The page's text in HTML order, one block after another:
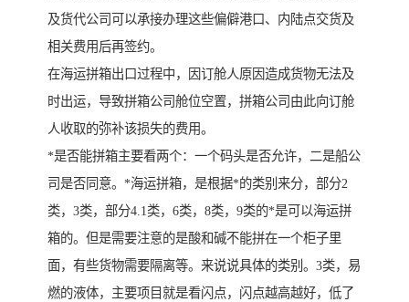
及货代公司可以承接办理这些偏僻港口、内陆点交货及
相关费用后再签约。
在海运拼箱出口过程中，因订舱人原因造成货物无法及
时出运，导致拼箱公司舱位空置，拼箱公司由此向订舱
人收取的弥补该损失的费用。
*是否能拼箱主要看两个：一个码头是否允许，二是船公
司是否同意。*海运拼箱，是根据*的类别来分，部分2
类，3类，部分4.1类，6类，8类，9类的*是可以海运拼
箱的。但是需要注意的是酸和碱不能拼在一个柜子里
面，有些货物需要隔离等。来说说具体的类别。3类，易
燃的液体，主要项目就是看闪点，闪点越高越好，低了